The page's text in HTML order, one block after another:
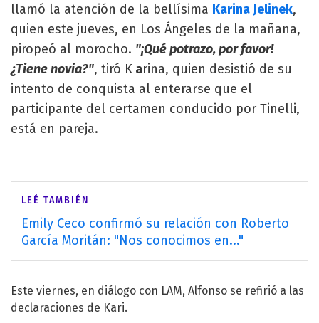
llamó la atención de la bellísima Karina Jelinek,
quien este jueves, en Los Ángeles de la mañana,
piropeó al morocho. "¡Qué potrazo, por favor!
¿Tiene novia?", tiró K arina, quien desistió de su
intento de conquista al enterarse que el
participante del certamen conducido por Tinelli,
está en pareja.
LEÉ TAMBIÉN
Emily Ceco confirmó su relación con Roberto
García Moritán: "Nos conocimos en..."
Este viernes, en diálogo con LAM, Alfonso se refirió a las
declaraciones de Kari.